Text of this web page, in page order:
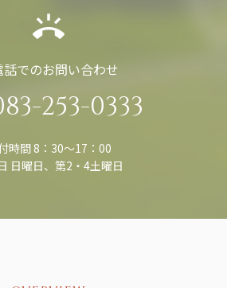
話でのお問い合わせ
253-0333
時間 8：30〜17：00
日曜日、第2・4土曜日